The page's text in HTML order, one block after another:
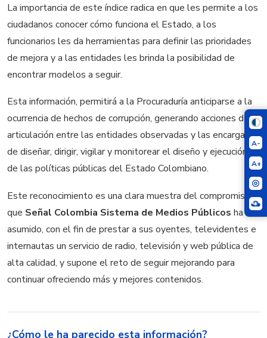
A-
A+
La importancia de este índice radica en que les permite a los
ciudadanos conocer cómo funciona el Estado, a los
funcionarios les da herramientas para definir las prioridades
de mejora y a las entidades les brinda la posibilidad de
encontrar modelos a seguir.
Esta información, permitirá a la Procuraduría anticiparse a la
ocurrencia de hechos de corrupción, generando acciones de
articulación entre las entidades observadas y las encargadas
de diseñar, dirigir, vigilar y monitorear el diseño y ejecución
de las políticas públicas del Estado Colombiano.
Este reconocimiento es una clara muestra del compromiso
que Señal Colombia Sistema de Medios Públicos ha
asumido, con el fin de prestar a sus oyentes, televidentes e
internautas un servicio de radio, televisión y web pública de
alta calidad, y supone el reto de seguir mejorando para
continuar ofreciendo más y mejores contenidos.
¿Cómo le ha parecido esta información?